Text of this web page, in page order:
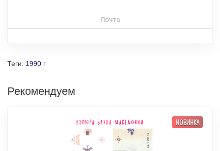
Почта
Теги: 1990 г
Рекомендуем
НОВИНКА